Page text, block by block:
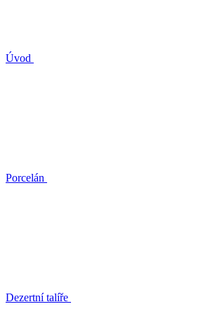
Úvod
Porcelán
Dezertní talíře